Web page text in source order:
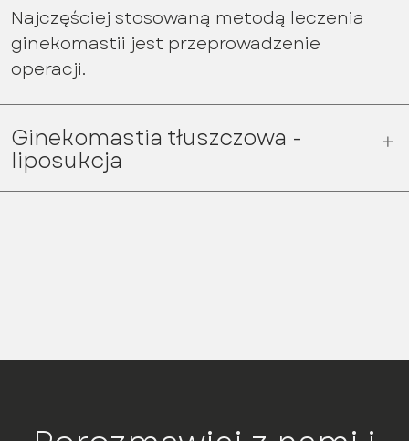
Najczęściej stosowaną metodą leczenia
ginekomastii jest przeprowadzenie
operacji.
Ginekomastia tłuszczowa -
liposukcja